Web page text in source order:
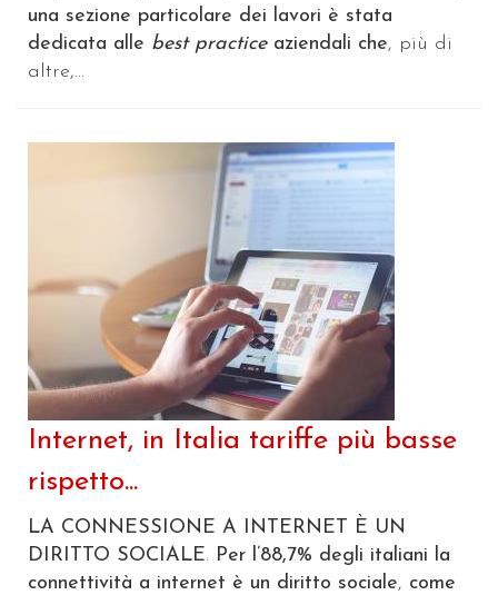
una sezione particolare dei lavori è stata
dedicata alle best practiceaziendali che, più di
altre,...
Internet, in Italia tariffe più basse
rispetto...
LA CONNESSIONE A INTERNET È UN
DIRITTO SOCIALE. Per l’88,7% degli italiani la
connettività a internet è un diritto sociale, come